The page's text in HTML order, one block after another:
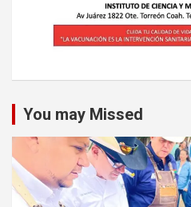
You may Missed